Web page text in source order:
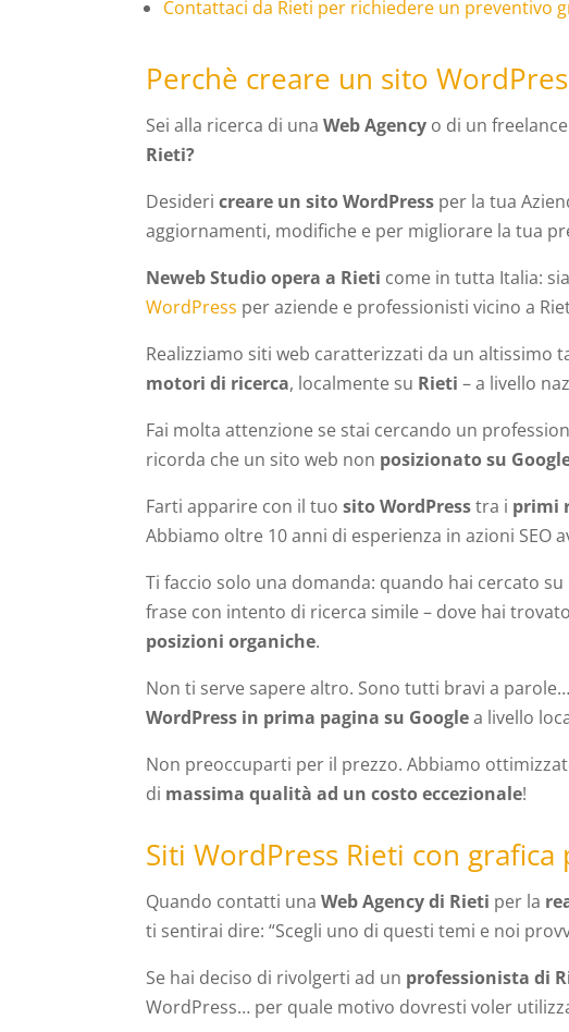
Contattaci da Rieti per richiedere un preventivo
Perchè creare un sito
Sei alla ricerca di unaWeb Agency o di un
Rieti?
Desidericreare un sito WordPress per la tua
aggiornamenti, modifiche e per migliorare la tua
Neweb Studio opera a Rieti come in tutta Italia:
WordPress per aziende e professionisti vicino a
Realizziamo siti web caratterizzati da un altissimo
motori di ricerca, localmente su Rieti – a livello
Fai molta attenzione se stai cercando un
ricorda che un sito web non posizionato su
Farti apparire con il tuosito WordPresstra i primi
Abbiamo oltre 10 anni di esperienza in azioni SEO
Ti faccio solo una domanda: quando hai cercato su
frase con intento di ricerca simile – dove hai
posizioni organiche.
Non ti serve sapere altro. Sono tutti bravi a
WordPress in prima pagina su Googlea livello
Non preoccuparti per il prezzo. Abbiamo
di massima qualità ad un costo eccezionale!
Siti WordPress Rieti con grafica
Quando contatti unaWeb Agency di Rieti per la
ti sentirai dire: “Scegli uno di questi temi e noi
Se hai deciso di rivolgerti ad un professionista di
WordPress… per quale motivo dovresti voler